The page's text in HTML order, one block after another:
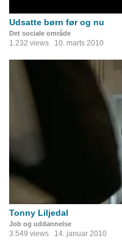
Udsatte børn før og nu
Det sociale område
1.232 views 10. marts 2010
Tonny Liljedal
Job og uddannelse
3.549 views 14. januar 2010